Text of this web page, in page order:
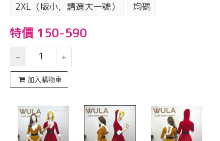
2XL（版小，請選大一號）
均碼
特價 150-590
加入購物車